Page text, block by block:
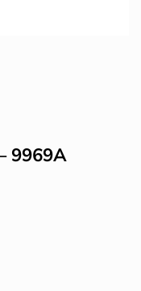
9969A